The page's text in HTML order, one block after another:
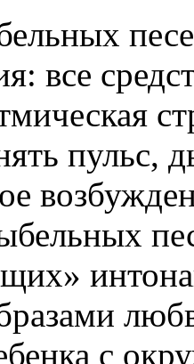
все
пульс,
с